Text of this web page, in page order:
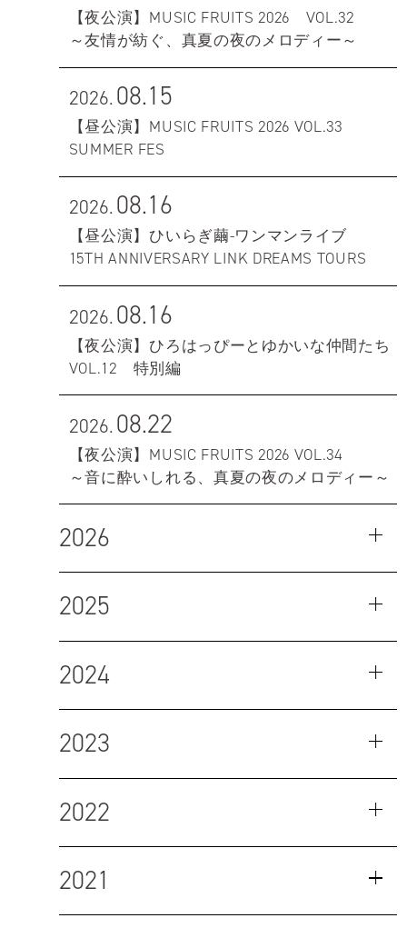
【夜公演】MUSIC FRUITS 2026 VOL.32
～友情が紡ぐ、真夏の夜のメロディー～
2026.08.15
【昼公演】MUSIC FRUITS 2026 VOL.33
SUMMER FES
2026.08.16
【昼公演】ひいらぎ繭-ワンマンライブ
15TH ANNIVERSARY LINK DREAMS TOURS
2026.08.16
【夜公演】ひろはっぴーとゆかいな仲間たち
VOL.12 特別編
2026.08.22
【夜公演】MUSIC FRUITS 2026 VOL.34
～音に酔いしれる、真夏の夜のメロディー～
2026
2025
2024
2023
2022
2021